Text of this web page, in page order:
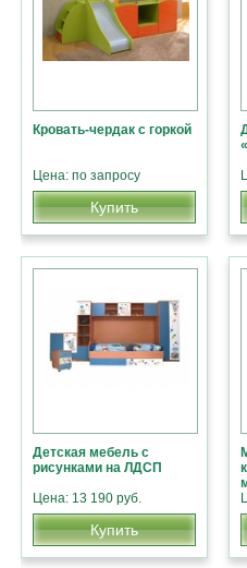
Кровать-чердак с горкой
Цена: по запросу
Купить
Детская мебель с
рисунками на ЛДСП
Цена: 13 190 руб.
Купить